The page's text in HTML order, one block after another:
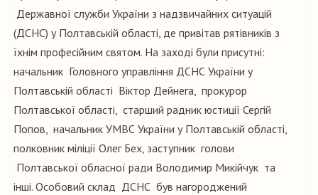
Державної служби України з надзвичайних ситуацій
(ДСНС) у Полтавській області, де привітав рятівників з
їхнім професійним святом. На заході були присутні:
начальник Головного управління ДСНС України у
Полтавській області Віктор Дейнега, прокурор
Полтавської області, старший радник юстиції Сергій
Попов, начальник УМВС України у Полтавській області,
полковник міліції Олег Бех, заcтупник голови
Полтавської обласної ради Володимир Микійчук та
інші. Особовий склад ДСНС був нагороджений